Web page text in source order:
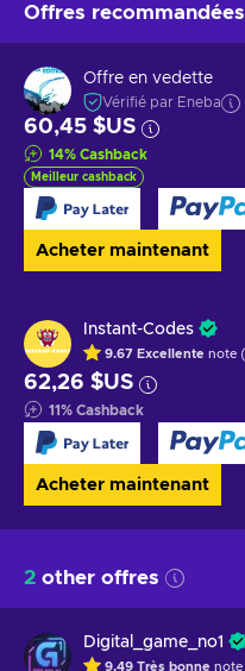
Offres recommandées
Offre en vedette
Vérifié par Eneba
60,45 $US
14% Cashback
Meilleur cashback
Acheter maintenant
Instant-Codes
9.67 Excellente note
62,26 $US
11% Cashback
Acheter maintenant
2 other offres
Digital_game_no1
9.49 Très bonne note